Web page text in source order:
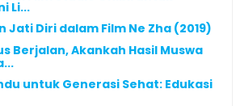
Li...
Jati Diri dalam Film Ne Zha (2019)
Berjalan, Akankah Hasil Muswa
untuk Generasi Sehat: Edukasi